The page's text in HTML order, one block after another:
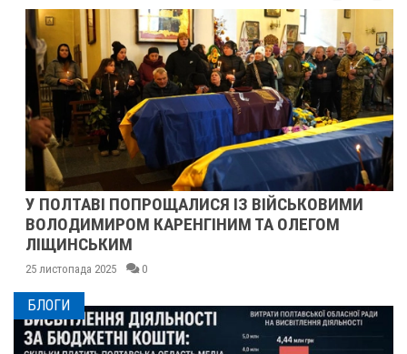
У ПОЛТАВІ ПОПРОЩАЛИСЯ ІЗ ВІЙСЬКОВИМИ
ВОЛОДИМИРОМ КАРЕНГІНИМ ТА ОЛЕГОМ
ЛІЩИНСЬКИМ
25 листопада 2025 0
БЛОГИ